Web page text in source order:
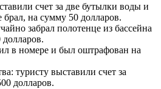
счет за две бутылки воды и
на сумму 50 долларов.
забрал полотенце из бассейна
в номере и был оштрафован на
туристу выставили счет за
долларов.